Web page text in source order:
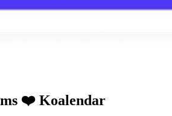
❤️ Koalendar